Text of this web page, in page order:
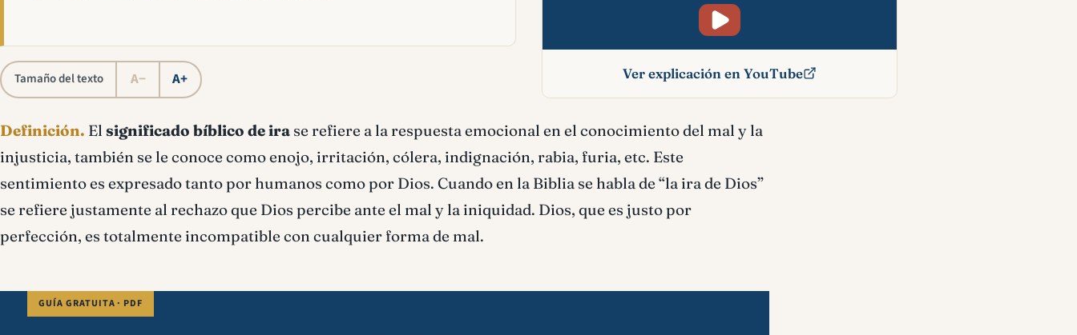
Tamaño del texto A− A+ Ver explicación en YouTube
Definición. El significado bíblico de ira se refiere a la respuesta emocional en el conocimiento del mal y la
injusticia, también se le conoce como enojo, irritación, cólera, indignación, rabia, furia, etc. Este
sentimiento es expresado tanto por humanos como por Dios. Cuando en la Biblia se habla de “la ira de Dios”
se refiere justamente al rechazo que Dios percibe ante el mal y la iniquidad. Dios, que es justo por
perfección, es totalmente incompatible con cualquier forma de mal.
GUÍA GRATUITA · PDF